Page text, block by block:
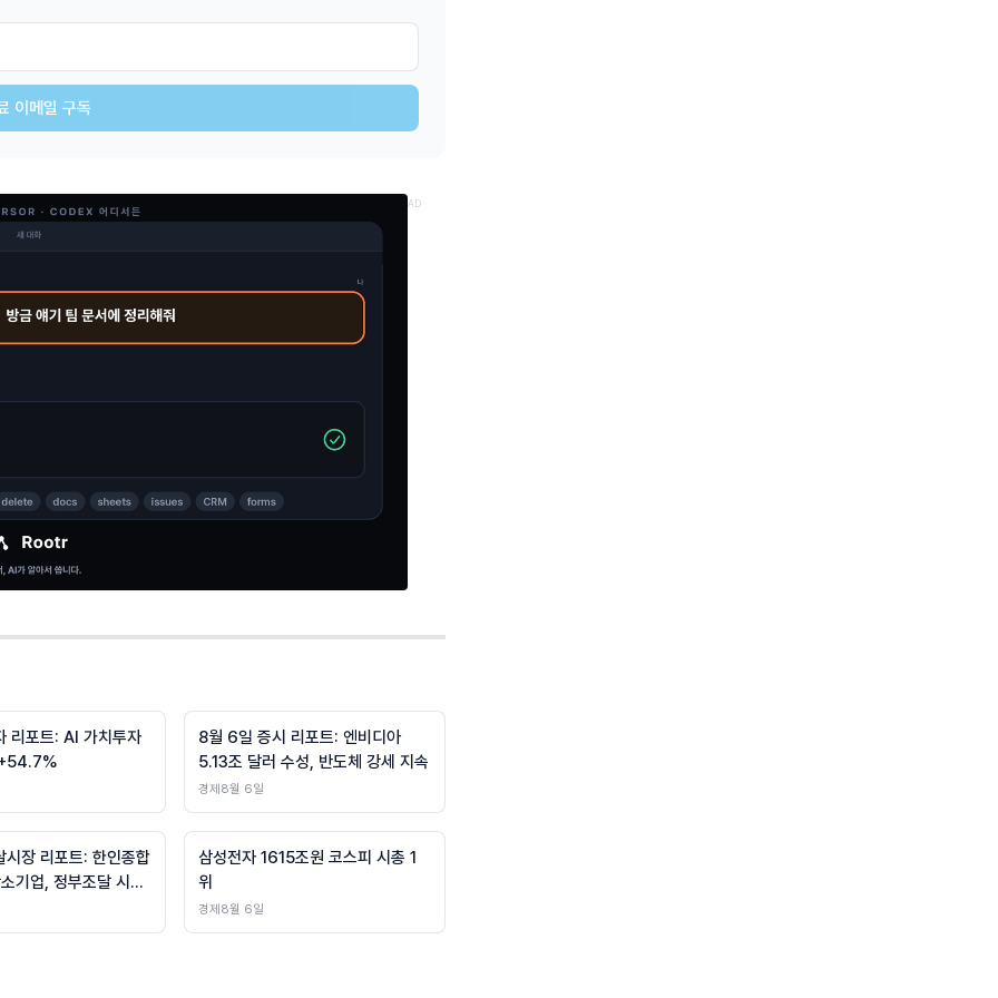
이메일 구독
AD
리포트: AI 가치투자
8월 6일 증시 리포트: 엔비디아
5.13조 달러 수성, 반도체 강세 지속
경제 8월 6일
장 리포트: 한인종합
기업, 정부조달 시장
삼성전자 1615조원 코스피 시총 1
위
경제 8월 6일